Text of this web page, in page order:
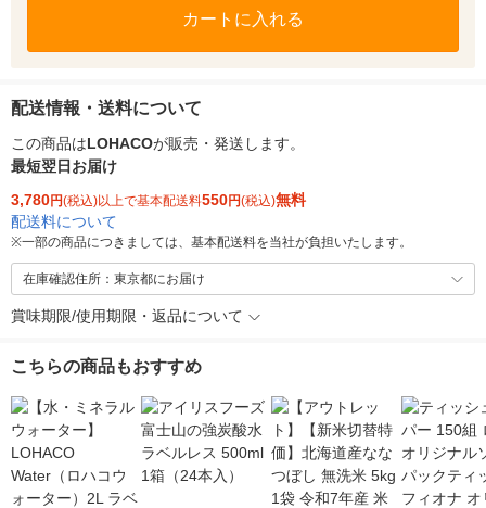
カートに入れる
配送情報・送料について
この商品はLOHACOが販売・発送します。
最短翌日お届け
3,780円(税込)以上で基本配送料550円(税込)無料
配送料について
※一部の商品につきましては、基本配送料を当社が負担いたします。
在庫確認住所：東京都にお届け
賞味期限/使用期限・返品について
こちらの商品もおすすめ